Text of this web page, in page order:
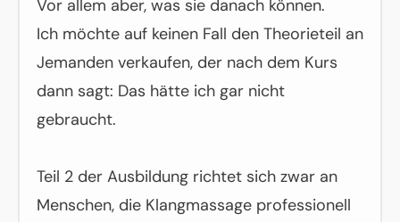
Vor allem aber, was sie danach können.
Ich möchte auf keinen Fall den Theorieteil an
Jemanden verkaufen, der nach dem Kurs
dann sagt: Das hätte ich gar nicht
gebraucht.
Teil 2 der Ausbildung richtet sich zwar an
Menschen, die Klangmassage professionell